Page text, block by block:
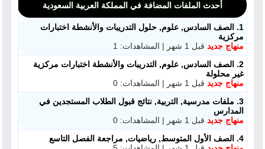
أحدث الملفات المضافة في المملكة العربية السعودية
1. الصف السادس, علوم, حلول التدريبات والأنشطة اختبارات
مركزية
منهاج جديد قبل 1 شهر | المشاهدات: 1
2. الصف السادس, علوم, التدريبات والأنشطة اختبارات مركزية
غير محلولة
منهاج جديد قبل 1 شهر | المشاهدات: 0
3. ملفات مدرسية, التربية, نتائج قبول الطلاب المستجدين في
المدارس
منهاج جديد قبل 1 شهر | المشاهدات: 0
4. الصف الأول المتوسط, رياضيات, مراجعة الفصل التاسع